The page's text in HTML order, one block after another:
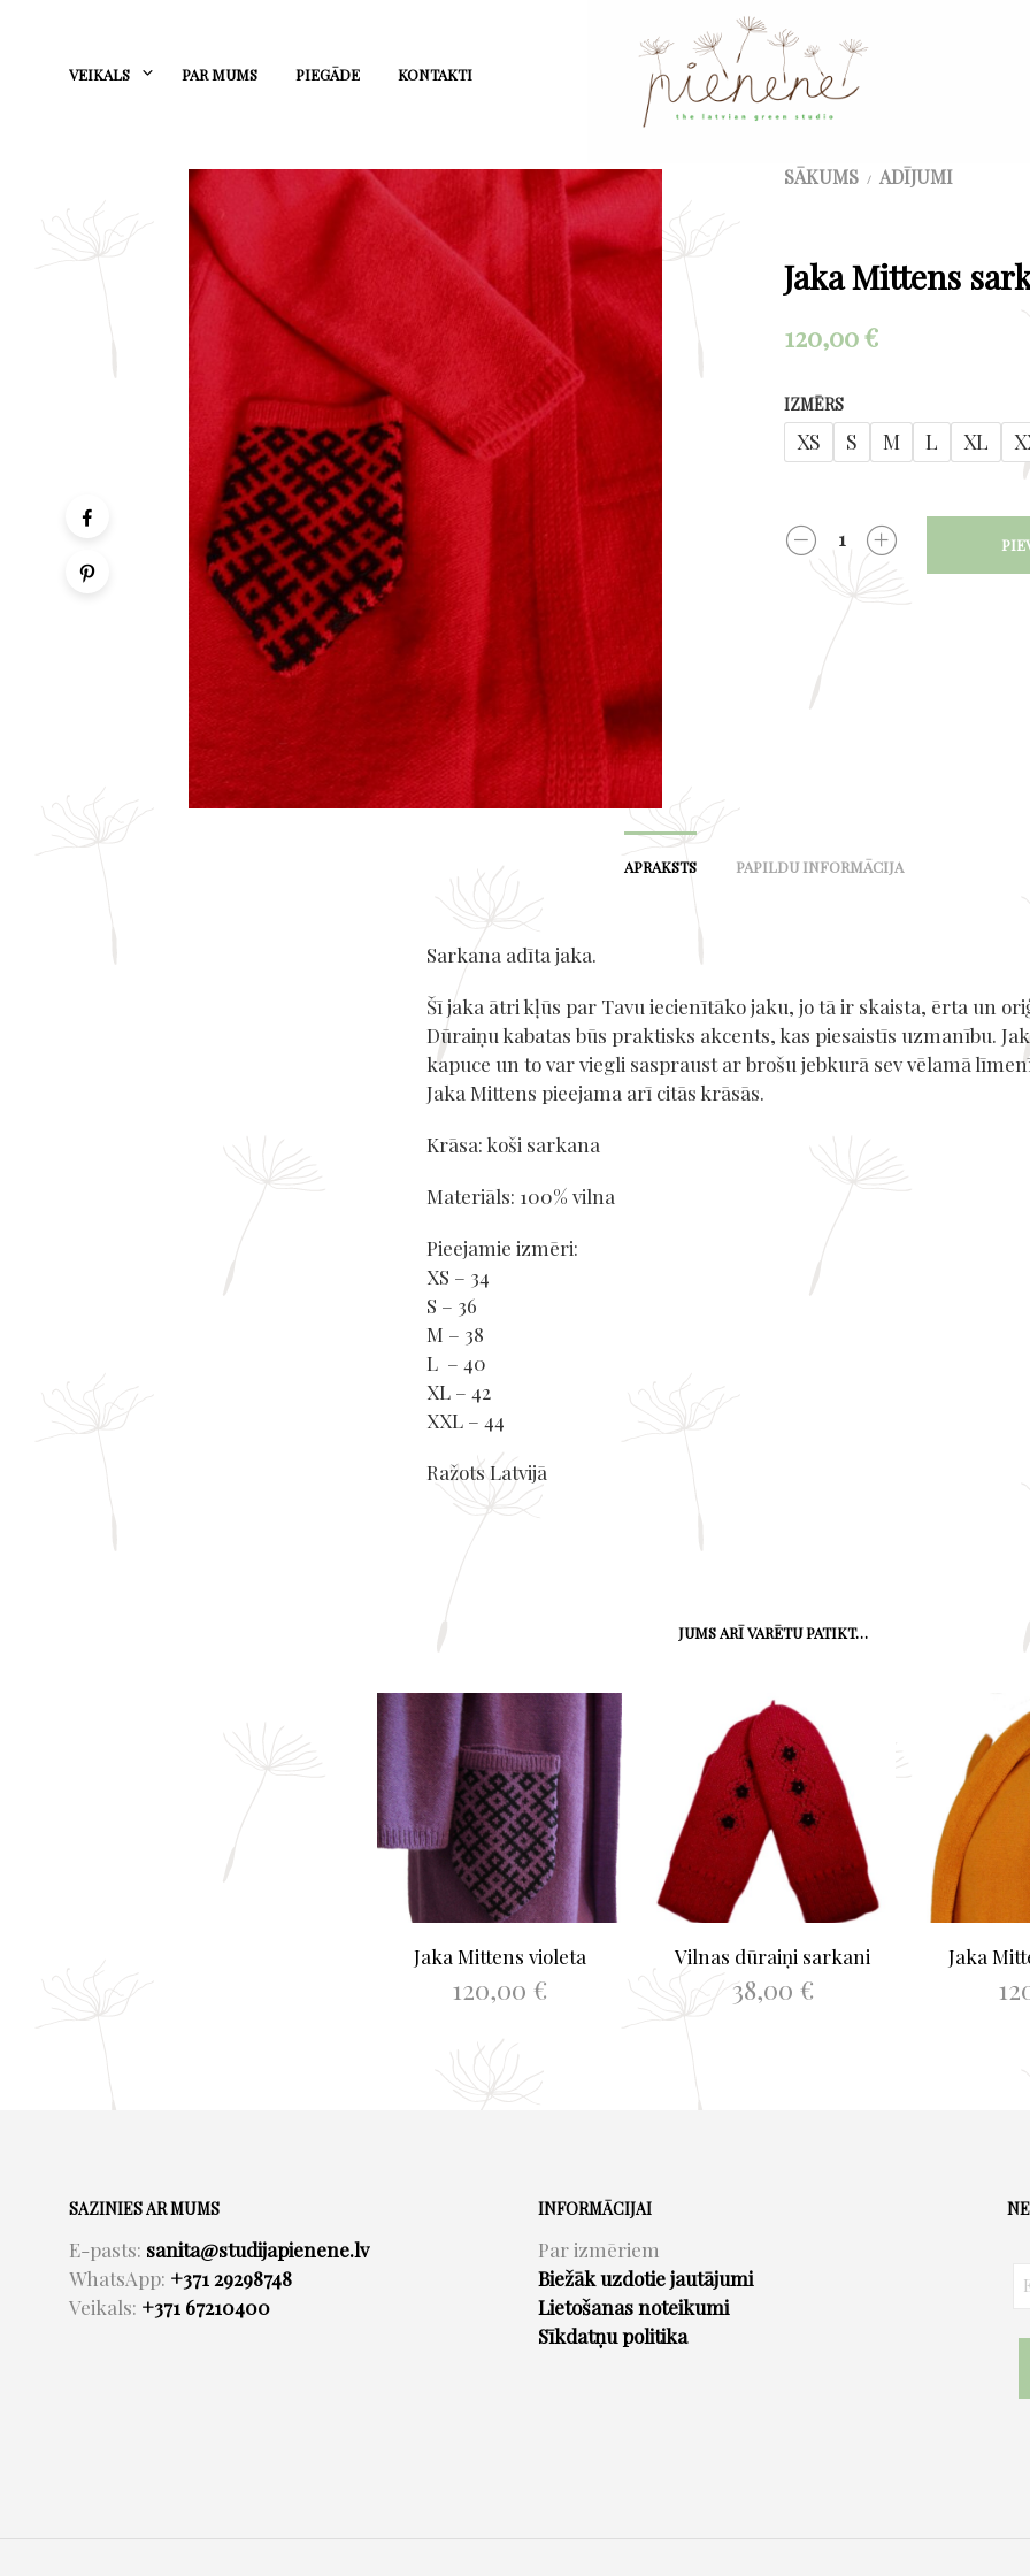
VEIKALS PAR MUMS PIEGĀDE KONTAKTI
SĀKUMS / ADĪJUMI
Jaka Mittens
120,00€
IZMĒRS
XS S M L XL
DAUDZUMS
APRAKSTS PAPILDU INFORMĀCIJA
Sarkana adīta jaka.
Šī jaka ātri kļūs par Tavu iecienītāko jaku, jo tā ir skaista, ērta un
Dūraiņu kabatas būs praktisks akcents, kas piesaistīs uzmanību.
kapuce un to var viegli saspraust ar brošu jebkurā sev vēlamā
Jaka Mittens pieejama arī citās krāsās.
Krāsa: koši sarkana
Materiāls: 100% vilna
Pieejamie izmēri:
XS – 34
S – 36
M – 38
L – 40
XL – 42
XXL – 44
Ražots Latvijā
JUMS ARĪ VARĒTU PATIKT…
Jaka Mittens violeta
120,00€
options
be
chosen
on
the
Vilnas dūraiņi sarkani
38,00 €
Jaka
SAZINIES AR MUMS
E-pasts: sanita@studijapienene.lv
WhatsApp: +371 29298748
Veikals: +371 67210400
INFORMĀCIJAI
Par izmēriem
Biežāk uzdotie jautājumi
Lietošanas noteikumi
Sīkdatņu politika